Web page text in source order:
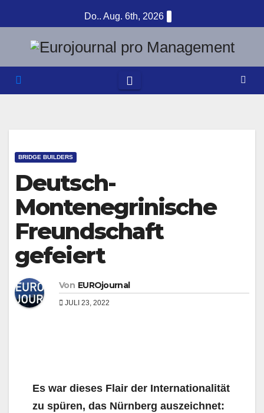
Inhalt
springen
Do.. Aug. 6th, 2026
BRIDGE BUILDERS
Deutsch-
Montenegrinische
Freundschaft
gefeiert
Von EUROjournal
JULI 23, 2022
Es war dieses Flair der Internationalität
zu spüren, das Nürnberg auszeichnet: